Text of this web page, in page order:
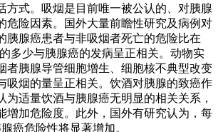
方式。吸烟是目前唯一被公认的、对胰腺
危险因素。国外大量前瞻性研究及病例对
胰腺癌患者与非吸烟者死亡的危险比在
多少与胰腺癌的发病呈正相关。动物实
者胰腺导管细胞增生、细胞核不典型改变
吸烟的量呈正相关。饮酒对胰腺的致癌作
为适量饮酒与胰腺癌无明显的相关关系，
增加危险度。此外，国外有研究认为，每
癌危险性将显著增加。